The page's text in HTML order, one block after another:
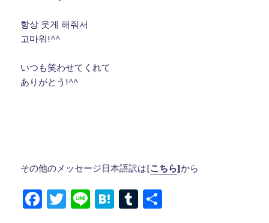
항상 웃게 해줘서
고마워!^^
いつも笑わせてくれて
ありがとう!^^
その他のメッセージ日本語訳は[こちら]から
F T Li H T